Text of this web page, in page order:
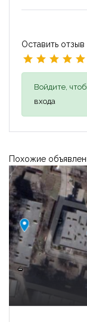
Оставить отзыв
Войдите,
входа
Похожие
-